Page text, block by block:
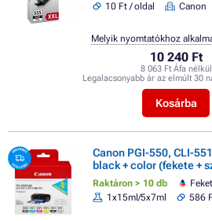
10 Ft / oldal
Canon
10 240 Ft
8 063 Ft Áfa nélkül
Legalacsonyabb ár az elmúlt 30
Kosárba
Melyik nyomtatókhoz
Canon PGI-550, CLI-
black + color (fekete +
Raktáron > 10 db
1x15ml/5x7ml
586